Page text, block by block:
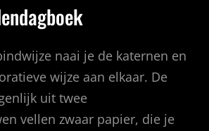
naai je de katernen en
wijze aan elkaar. De
uit twee
vellen zwaar papier, die je